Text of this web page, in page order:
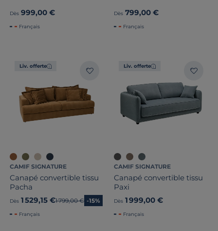
Dès 999,00 €
Français
Dès 799,00 €
Français
Liv. offerte
CAMIF SIGNATURE
Canapé convertible tissu
Pacha
Dès 1 529,15 €Ancien prix
1 799,00 € -15%
Français
Liv. offerte
CAMIF SIGNATURE
Canapé convertible tissu
Paxi
Dès 1 999,00 €
Français